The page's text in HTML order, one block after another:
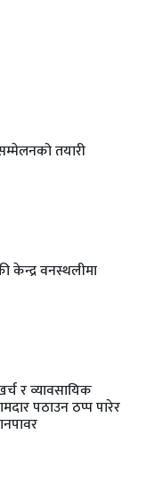
तयारी
केन्द्र वनस्थलीमा
र व्यावसायिक
पठाउन ठप्प पारेर